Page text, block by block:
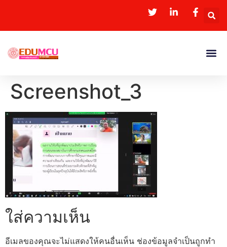
Screenshot_3
ใส่ความเห็น
อีเมลของคุณจะไม่แสดงให้คนอื่นเห็น ช่องข้อมูลจำเป็นถูกทำ